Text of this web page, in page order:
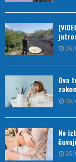
Ova
Ne